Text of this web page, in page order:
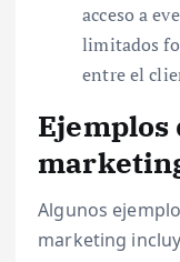
acceso a
limitados
entre el
Algunos
marketing